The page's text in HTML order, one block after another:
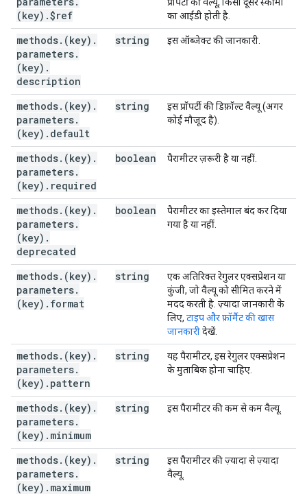
(key) .$ref
का आईडी होती है.
methods. (key) .
parameters.
(key) .
description
string इस ऑब्जेक्ट की जानकारी.
methods. (key) .
parameters.
(key) . default
string
इस प्रॉपर्टी की डिफ़ॉल्ट वैल्यू (अगर
कोई मौजूद है).
methods. (key) .
parameters.
(key) . required
boolean पैरामीटर ज़रूरी है या नहीं.
methods. (key) .
parameters.
(key) .
deprecated
boolean
पैरामीटर का इस्तेमाल बंद कर दिया
गया है या नहीं.
methods. (key) .
parameters.
(key) . format
string
एक अतिरिक्त रेगुलर एक्सप्रेशन या
कुंजी, जो वैल्यू को सीमित करने में
मदद करती है. ज़्यादा जानकारी के
लिए, टाइप और फ़ॉर्मैट की खास
जानकारीदेखें.
methods. (key) .
parameters.
(key) . pattern
string
यह पैरामीटर, इस रेगुलर एक्सप्रेशन
के मुताबिक होना चाहिए.
methods. (key) .
parameters.
(key) . minimum
string इस पैरामीटर की कम से कम वैल्यू.
methods. (key) .
parameters.
(key) . maximum
string
इस पैरामीटर की ज़्यादा से ज़्यादा
वैल्यू.